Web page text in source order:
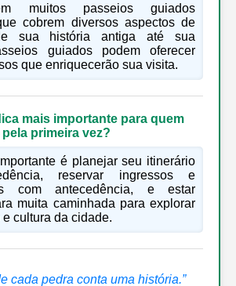
muitos passeios guiados
cobrem diversos aspectos de
sua história antiga até sua
guiados podem oferecer
que enriquecerão sua visita.
mais importante para quem
primeira vez?
é planejar seu itinerário
reservar ingressos e
com antecedência, e estar
muita caminhada para explorar
cultura da cidade.
cada pedra conta uma história.”